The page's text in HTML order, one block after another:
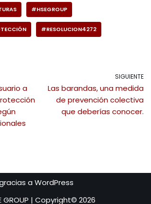
#HSEGROUP
#RESOLUCION4272
a
SIGUIENTE
Las barandas, una medida
de prevención colectiva
que deberías conocer.
a WordPress
GROUP | Copyright© 2026